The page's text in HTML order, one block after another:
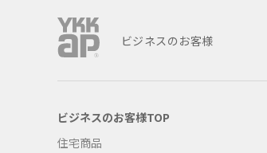
ビジネスのお客様
ビジネスのお客様TOP
住宅商品